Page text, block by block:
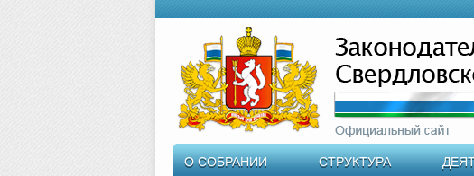
О СОБРАНИИ СТРУКТУРА